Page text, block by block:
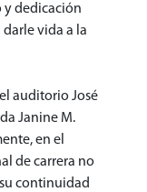
y dedicación
vida a la
auditorio José
Janine M.
en el
de carrera no
continuidad